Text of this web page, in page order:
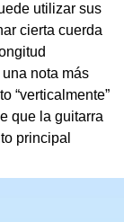
utilizar sus
cierta cuerda
nota más
“verticalmente”
que la guitarra
principal